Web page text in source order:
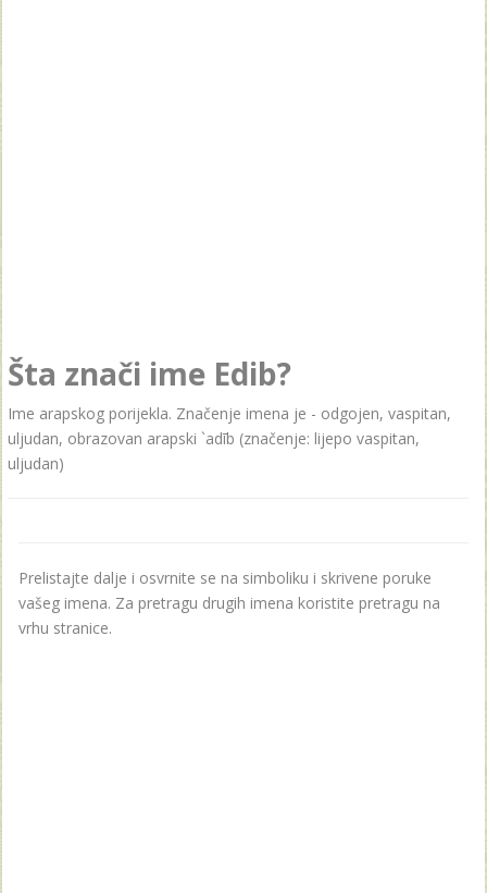
Šta znači ime Edib?
Ime arapskog porijekla. Značenje imena je - odgojen, vaspitan,
uljudan, obrazovan arapski `adīb (značenje: lijepo vaspitan,
uljudan)
Prelistajte dalje i osvrnite se na simboliku i skrivene poruke
vašeg imena. Za pretragu drugih imena koristite pretragu na
vrhu stranice.